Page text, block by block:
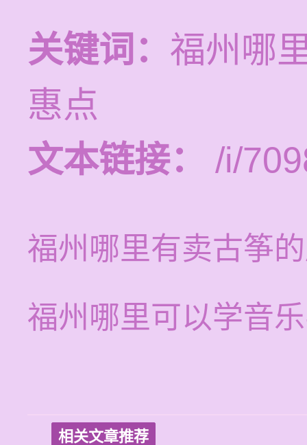
关键词： 福州哪
惠点
文本链接：
/i/
福州哪里有卖古筝
福州哪里可以学音
相关文章推荐